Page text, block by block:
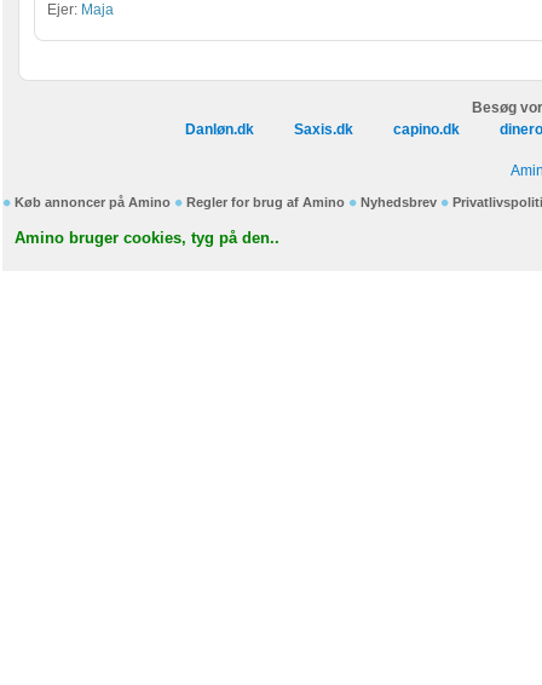
Ejer: Maja
Besøg
Danløn.dk
Saxis.dk capino.dk
Køb annoncer på Amino Regler for brug af Amino Nyhedsbrev
Amino bruger cookies, tyg på den..